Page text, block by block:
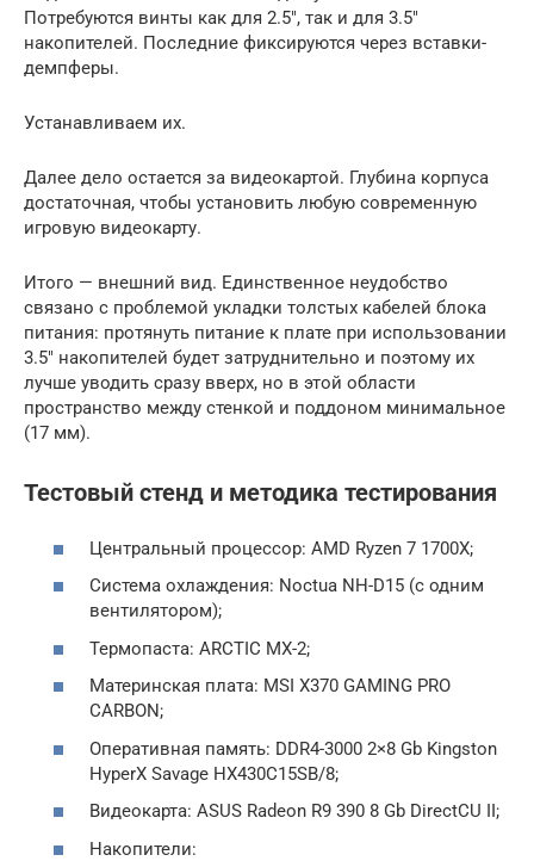
Потребуются винты как для 2.5″, так и для 3.5″
накопителей. Последние фиксируются через вставки-
демпферы.
Устанавливаем их.
Далее дело остается за видеокартой. Глубина корпуса
достаточная, чтобы установить любую современную
игровую видеокарту.
Итого — внешний вид. Единственное неудобство
связано с проблемой укладки толстых кабелей блока
питания: протянуть питание к плате при использовании
3.5″ накопителей будет затруднительно и поэтому их
лучше уводить сразу вверх, но в этой области
пространство между стенкой и поддоном минимальное
(17 мм).
Тестовый стенд и методика тестирования
Центральный процессор: AMD Ryzen 7 1700X;
Система охлаждения: Noctua NH-D15 (с одним
вентилятором);
Термопаста: ARCTIC MX-2;
Материнская плата: MSI X370 GAMING PRO
CARBON;
Оперативная память: DDR4-3000 2×8 Gb Kingston
HyperX Savage HX430C15SB/8;
Видеокарта: ASUS Radeon R9 390 8 Gb DirectCU II;
Накопители: